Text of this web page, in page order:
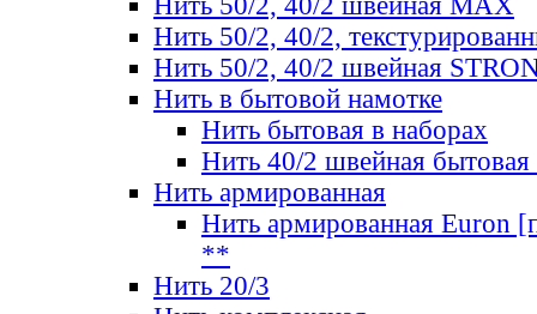
Нить 50/2, 40/2,
Нить 50/2, 40/2 швейная
Нить в бытовой намотке
Нить бытовая в наборах
Нить 40/2 швейная бытовая
Нить армированная
Нить армированная Euron
**
Нить 20/3